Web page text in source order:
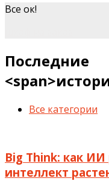
Все ок!
Последние
Все категории
Big Think: как
интеллект